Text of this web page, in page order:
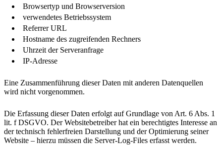
Browsertyp und Browserversion
verwendetes Betriebssystem
Referrer URL
Hostname des zugreifenden Rechners
Uhrzeit der Serveranfrage
IP-Adresse
Eine Zusammenführung dieser Daten mit anderen Datenquellen
wird nicht vorgenommen.
Die Erfassung dieser Daten erfolgt auf Grundlage von Art. 6 Abs. 1
lit. f DSGVO. Der Websitebetreiber hat ein berechtigtes Interesse an
der technisch fehlerfreien Darstellung und der Optimierung seiner
Website – hierzu müssen die Server-Log-Files erfasst werden.